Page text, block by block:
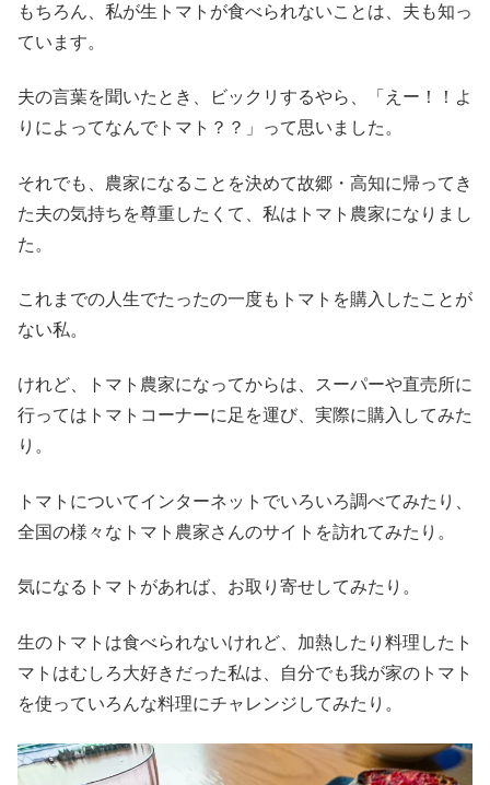
もちろん、私が生トマトが食べられないことは、夫も知っ
ています。
夫の言葉を聞いたとき、ビックリするやら、「えー！！よ
りによってなんでトマト？？」って思いました。
それでも、農家になることを決めて故郷・高知に帰ってき
た夫の気持ちを尊重したくて、私はトマト農家になりまし
た。
これまでの人生でたったの一度もトマトを購入したことが
ない私。
けれど、トマト農家になってからは、スーパーや直売所に
行ってはトマトコーナーに足を運び、実際に購入してみた
り。
トマトについてインターネットでいろいろ調べてみたり、
全国の様々なトマト農家さんのサイトを訪れてみたり。
気になるトマトがあれば、お取り寄せしてみたり。
生のトマトは食べられないけれど、加熱したり料理したト
マトはむしろ大好きだった私は、自分でも我が家のトマト
を使っていろんな料理にチャレンジしてみたり。